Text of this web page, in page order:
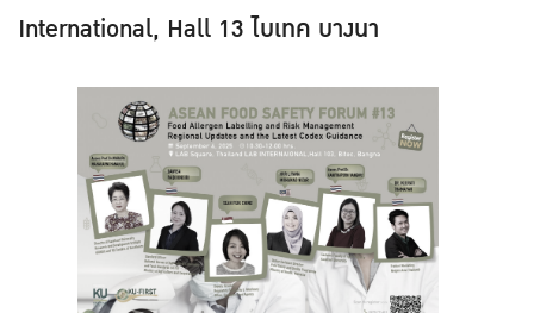
International, Hall 13 ไบเทค บางนา